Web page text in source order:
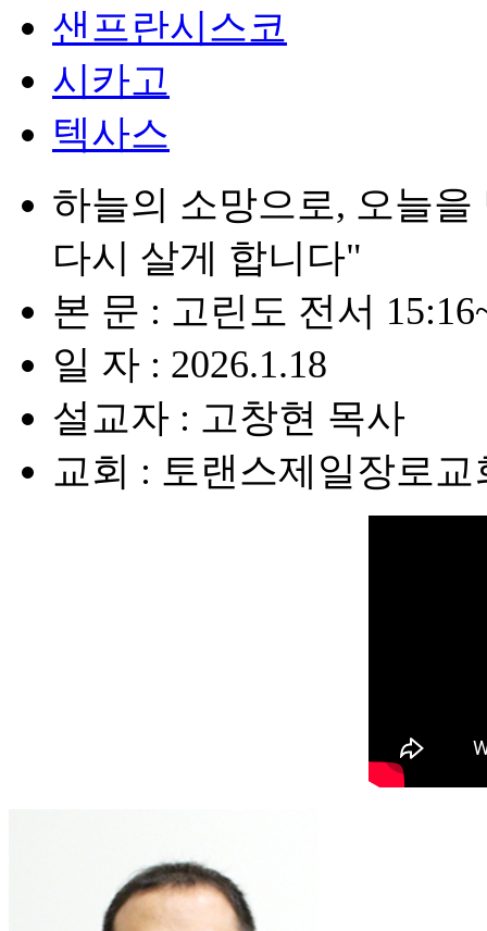
샌프란시스코
시카고
텍사스
하늘의 소망으로, 오늘
다시 살게 합니다"
본 문 : 고린도 전서
일 자 : 2026.1.18
설교자 : 고창현 목사
교회 : 토랜스제일장로교